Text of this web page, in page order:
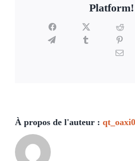
Platform!
Facebook
Telegram
À propos de l'auteur :